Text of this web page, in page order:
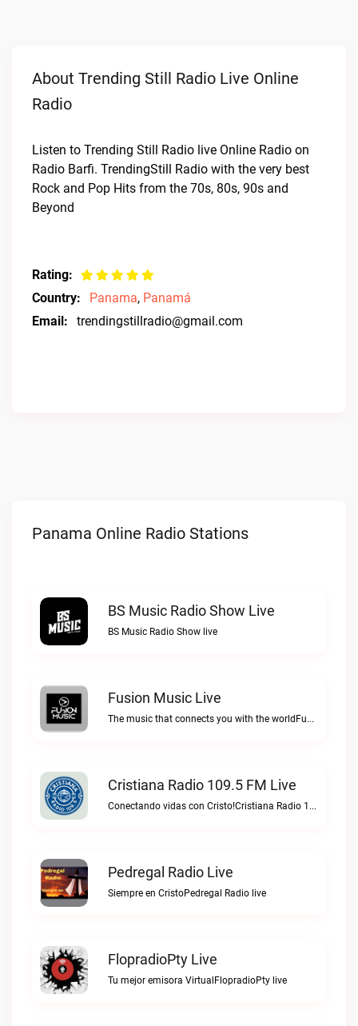
About Trending Still Radio Live Online
Radio
Listen to Trending Still Radio live Online Radio on
Radio Barfi. TrendingStill Radio with the very best
Rock and Pop Hits from the 70s, 80s, 90s and
Beyond
Rating:
Country:
Panama, Panamá
Email:
trendingstillradio@gmail.com
Panama Online Radio Stations
BS Music Radio Show Live
BS Music Radio Show live
Fusion Music Live
The music that connects you with the worldFusion Music live
Cristiana Radio 109.5 FM Live
Conectando vidas con Cristo!Cristiana Radio 109.5 FM live
Pedregal Radio Live
Siempre en CristoPedregal Radio live
FlopradioPty Live
Tu mejor emisora VirtualFlopradioPty live